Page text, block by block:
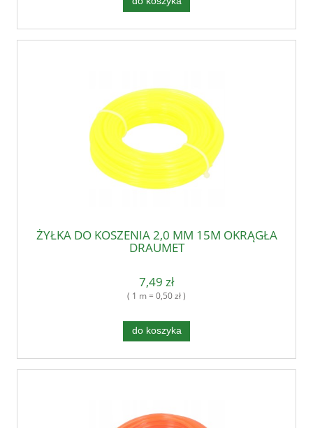
ŻYŁKA DO KOSZENIA 2,0 MM 15M OKRĄGŁA
DRAUMET
7,49 zł
( 1 m = 0,50 zł )
do koszyka